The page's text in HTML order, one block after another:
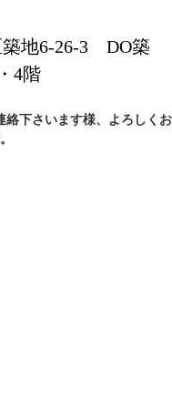
地6-26-3 DO築
4階
下さいます様、よろしくお